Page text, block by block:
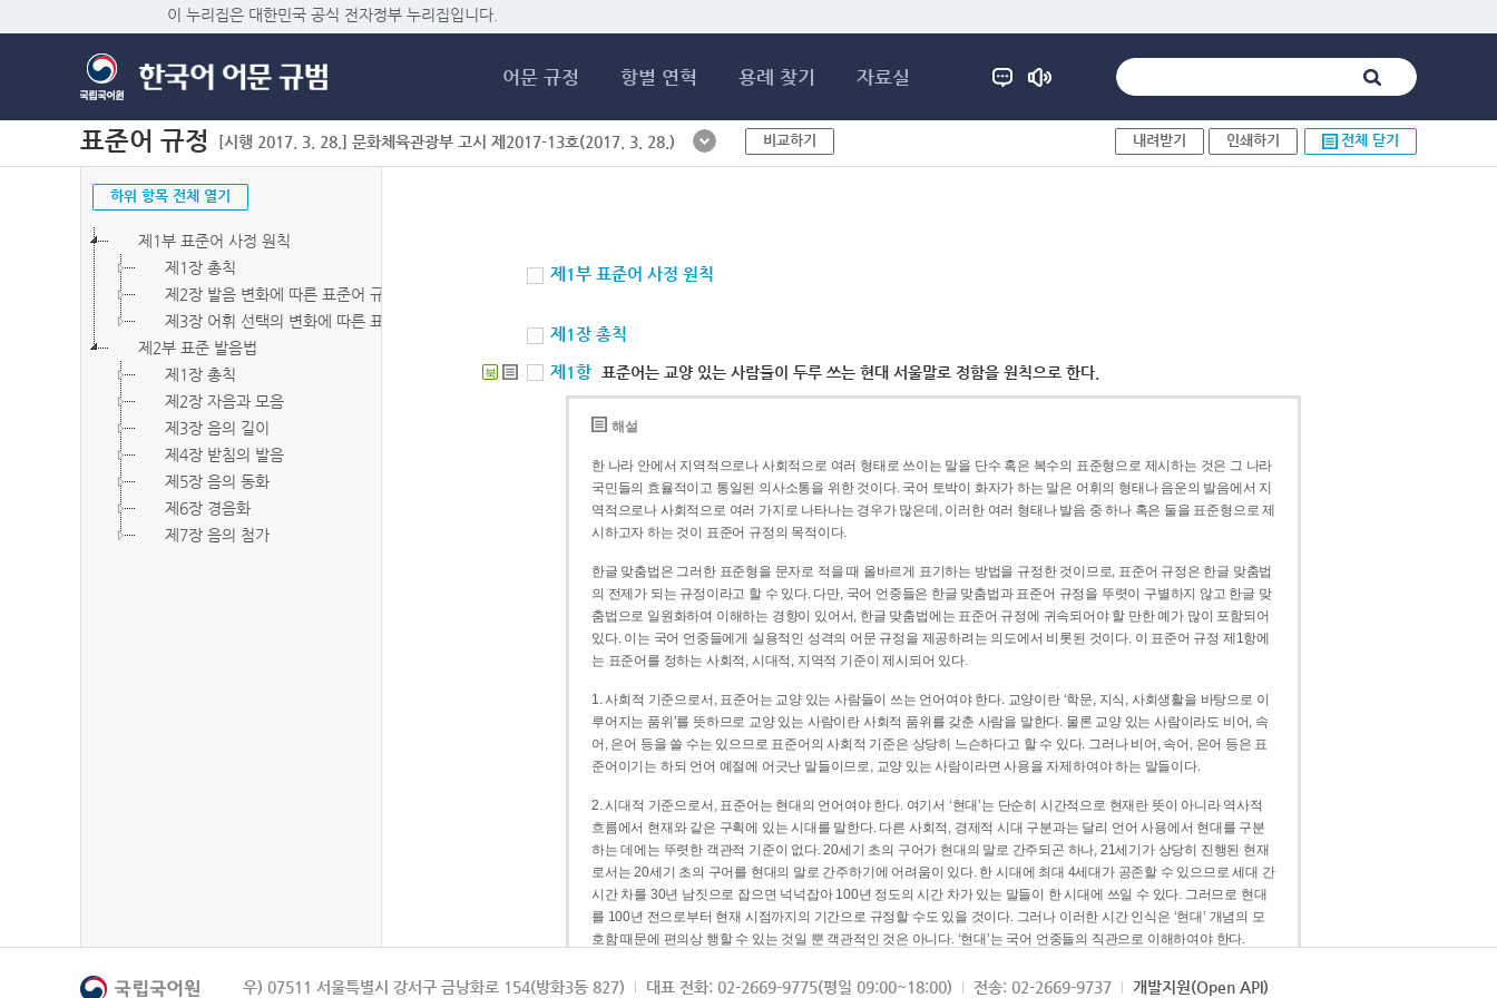
이 누리집은 대한민국 공식 전자정부 누리집입니다.
어문 규정 항별 연혁 용례 찾기 자료실
표준어 규정 [시행 2017. 3. 28.] 문화체육관광부 고시 제2017-13호(2017. 3. 28.) 비교하기 내려받기 인쇄하기 전체 닫기
하위 항목 전체 열기
제1부 표준어 사정 원칙
제1장 총칙
제2장 발음 변화에 따른 표준어 규정
제3장 어휘 선택의 변화에 따른 표준어 규정
제2부 표준 발음법
제1장 총칙
제2장 자음과 모음
제3장 음의 길이
제4장 받침의 발음
제5장 음의 동화
제6장 경음화
제7장 음의 첨가
제1부 표준어 사정 원칙
제1장 총칙
북 제1항 표준어는 교양 있는 사람들이 두루 쓰는 현대 서울말로 정함을 원칙으로 한다.
해설
한 나라 안에서 지역적으로나 사회적으로 여러 형태로 쓰이는 말을 단수 혹은 복수의 표준형으로 제시하는 것은 그 나라
국민들의 효율적이고 통일된 의사소통을 위한 것이다. 국어 토박이 화자가 하는 말은 어휘의 형태나 음운의 발음에서 지
역적으로나 사회적으로 여러 가지로 나타나는 경우가 많은데, 이러한 여러 형태나 발음 중 하나 혹은 둘을 표준형으로 제
시하고자 하는 것이 표준어 규정의 목적이다.
한글 맞춤법은 그러한 표준형을 문자로 적을 때 올바르게 표기하는 방법을 규정한 것이므로, 표준어 규정은 한글 맞춤법
의 전제가 되는 규정이라고 할 수 있다. 다만, 국어 언중들은 한글 맞춤법과 표준어 규정을 뚜렷이 구별하지 않고 한글 맞
춤법으로 일원화하여 이해하는 경향이 있어서, 한글 맞춤법에는 표준어 규정에 귀속되어야 할 만한 예가 많이 포함되어
있다. 이는 국어 언중들에게 실용적인 성격의 어문 규정을 제공하려는 의도에서 비롯된 것이다. 이 표준어 규정 제1항에
는 표준어를 정하는 사회적, 시대적, 지역적 기준이 제시되어 있다.
1. 사회적 기준으로서, 표준어는 교양 있는 사람들이 쓰는 언어여야 한다. 교양이란 ‘학문, 지식, 사회생활을 바탕으로 이
루어지는 품위’를 뜻하므로 교양 있는 사람이란 사회적 품위를 갖춘 사람을 말한다. 물론 교양 있는 사람이라도 비어, 속
어, 은어 등을 쓸 수는 있으므로 표준어의 사회적 기준은 상당히 느슨하다고 할 수 있다. 그러나 비어, 속어, 은어 등은 표
준어이기는 하되 언어 예절에 어긋난 말들이므로, 교양 있는 사람이라면 사용을 자제하여야 하는 말들이다.
2. 시대적 기준으로서, 표준어는 현대의 언어여야 한다. 여기서 ‘현대’는 단순히 시간적으로 현재란 뜻이 아니라 역사적
흐름에서 현재와 같은 구획에 있는 시대를 말한다. 다른 사회적, 경제적 시대 구분과는 달리 언어 사용에서 현대를 구분
하는 데에는 뚜렷한 객관적 기준이 없다. 20세기 초의 구어가 현대의 말로 간주되곤 하나, 21세기가 상당히 진행된 현재
로서는 20세기 초의 구어를 현대의 말로 간주하기에 어려움이 있다. 한 시대에 최대 4세대가 공존할 수 있으므로 세대 간
시간 차를 30년 남짓으로 잡으면 넉넉잡아 100년 정도의 시간 차가 있는 말들이 한 시대에 쓰일 수 있다. 그러므로 현대
를 100년 전으로부터 현재 시점까지의 기간으로 규정할 수도 있을 것이다. 그러나 이러한 시간 인식은 ‘현대’ 개념의 모
호함 때문에 편의상 행할 수 있는 것일 뿐 객관적인 것은 아니다. ‘현대’는 국어 언중들의 직관으로 이해하여야 한다.
3. 지역적 기준으로서, 표준어는 서울말이어야 한다. 이는 표준어의 공용어적 성격을 가장 크게 드러내 주는 기준이다.
우) 07511 서울특별시 강서구 금낭화로 154(방화3동 827) 대표 전화: 02-2669-9775(평일 09:00~18:00) 전송: 02-2669-9737 개발지원(Open API)